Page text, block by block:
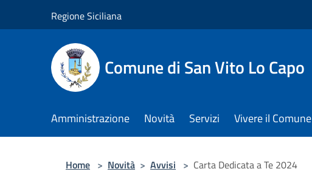
Regione Siciliana
Comune di San Vito Lo Capo
Amministrazione Novità Servizi Vivere il Comune
Home > Novità > Avvisi > Carta Dedicata a Te 2024